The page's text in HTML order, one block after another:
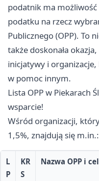
podatnik ma
podatku na rzecz
Publicznego (OPP). To
także doskonała
inicjatywy i
w pomoc innym.
Lista OPP w Piekarach
wsparcie!
Wśród organizacji,
1,5%, znajdują się m.in.:
L
P
KR
S
Nazwa OPP i